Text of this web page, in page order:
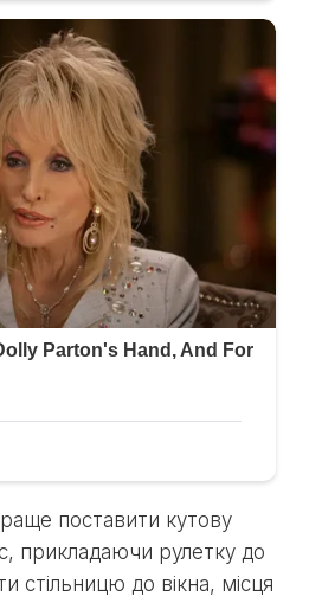
поставити кутову
прикладаючи рулетку до
стільницю до вікна, місця